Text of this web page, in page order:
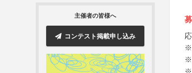
主催者の皆様へ
コンテスト掲載申し込み
※
※
※